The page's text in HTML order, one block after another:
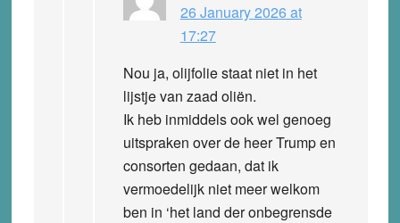
26 January 2026 at
17:27
Nou ja, olijfolie staat niet in het
lijstje van zaad oliën.
Ik heb inmiddels ook wel genoeg
uitspraken over de heer Trump en
consorten gedaan, dat ik
vermoedelijk niet meer welkom
ben in ‘het land der onbegrensde